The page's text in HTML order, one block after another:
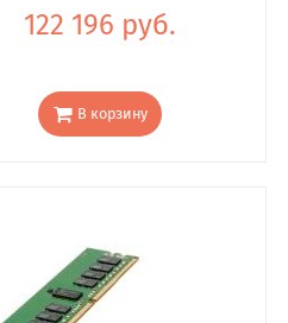
122 196 руб.
В корзину